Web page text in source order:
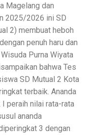
Magelang dan
2025/2026 ini SD
2) membuat heboh
penuh haru dan
Purna Wiyata
bahwa Tes
SD Mutual 2 Kota
terbaik. Ananda
peraih nilai rata-rata
ananda
3 dengan